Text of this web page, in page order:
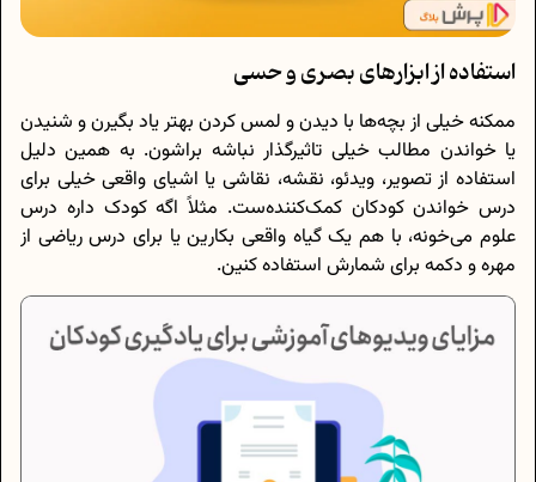
استفاده از ابزارهای بصری و حسی
ممکنه خیلی از بچه‌ها با دیدن و لمس کردن بهتر یاد بگیرن و شنیدن
یا خواندن مطالب خیلی تاثیرگذار نباشه براشون. به همین دلیل
استفاده از تصویر، ویدئو، نقشه، نقاشی یا اشیای واقعی خیلی برای
درس خواندن کودکان کمک‌کننده‌ست. مثلاً اگه کودک داره درس
علوم می‌خونه، با هم یک گیاه واقعی بکارین یا برای درس ریاضی از
مهره و دکمه برای شمارش استفاده کنین.